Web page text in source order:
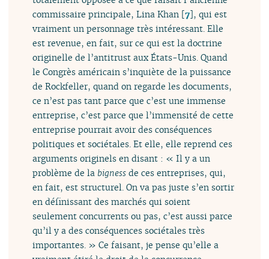
commissaire principale, Lina Khan [7], qui est
vraiment un personnage très intéressant. Elle
est revenue, en fait, sur ce qui est la doctrine
originelle de l’antitrust aux États-Unis. Quand
le Congrès américain s’inquiète de la puissance
de Rockfeller, quand on regarde les documents,
ce n’est pas tant parce que c’est une immense
entreprise, c’est parce que l’immensité de cette
entreprise pourrait avoir des conséquences
politiques et sociétales. Et elle, elle reprend ces
arguments originels en disant : « Il y a un
problème de la bigness de ces entreprises, qui,
en fait, est structurel. On va pas juste s’en sortir
en définissant des marchés qui soient
seulement concurrents ou pas, c’est aussi parce
qu’il y a des conséquences sociétales très
importantes. » Ce faisant, je pense qu’elle a